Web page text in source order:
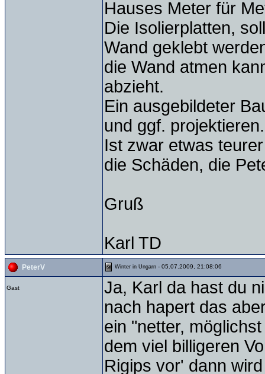
Hauses Meter für
Die Isolierplatten,
Wand geklebt
die Wand atmen
abzieht.
Ein ausgebildeter
und ggf. projektieren.
Ist zwar etwas
die Schäden, die
Gruß
Karl TD
PeterV Winter in Ungarn - 05.07.2009, 21:08:06
Gast
Ja, Karl da hast du
nach hapert das
ein "netter,
dem viel billigeren
Rigips vor' dann